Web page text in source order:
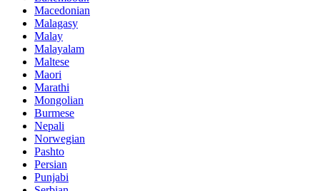
Macedonian
Malagasy
Malay
Malayalam
Maltese
Maori
Marathi
Mongolian
Burmese
Nepali
Norwegian
Pashto
Persian
Punjabi